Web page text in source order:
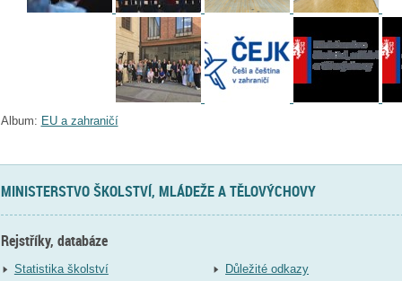
Album: EU a zahraničí
MINISTERSTVO ŠKOLSTVÍ, MLÁDEŽE A TĚLOVÝCHOVY
Rejstříky, databáze
Statistika školství
Důležité odkazy